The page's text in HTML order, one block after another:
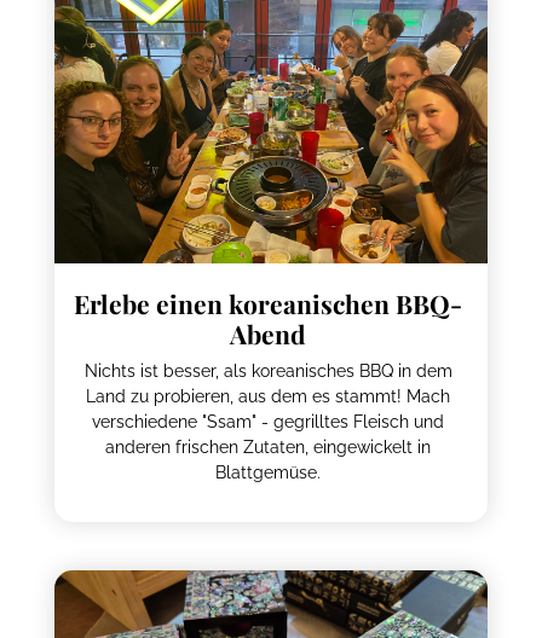
Erlebe einen koreanischen BBQ-
Abend
Nichts ist besser, als koreanisches BBQ in dem
Land zu probieren, aus dem es stammt! Mach
verschiedene "Ssam" - gegrilltes Fleisch und
anderen frischen Zutaten, eingewickelt in
Blattgemüse.